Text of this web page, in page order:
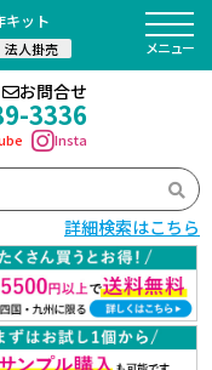
キット
法人掛売
詳細検索はこちら
お問合せ
3336
Insta